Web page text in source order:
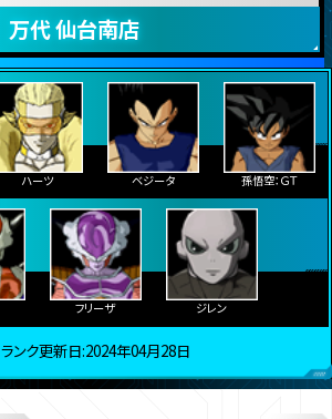
万代 仙台南店
ハーツ ベジータ 孫悟空：ＧＴ
フリーザ ジレン
ランク更新日:2024年04月28日